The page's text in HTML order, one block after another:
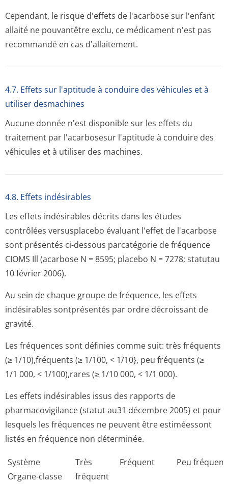
Cependant, le risque d'effets de l'acarbose sur l'enfant
allaité ne pouvantêtre exclu, ce médicament n'est pas
recommandé en cas d'allaitement.
4.7. Effets sur l'aptitude à conduire des véhicules et à
utiliser desmachines
Aucune donnée n'est disponible sur les effets du
traitement par l'acarbosesur l'aptitude à conduire des
véhicules et à utiliser des machines.
4.8. Effets indésirables
Les effets indésirables décrits dans les études
contrôlées versusplacebo évaluant l'effet de l'acarbose
sont présentés ci-dessous parcatégorie de fréquence
CIOMS Ill (acarbose N = 8595; placebo N = 7278; statutau
10 février 2006).
Au sein de chaque groupe de fréquence, les effets
indésirables sontprésentés par ordre décroissant de
gravité.
Les fréquences sont définies comme suit: très fréquents
(≥ 1/10),fréquents (≥ 1/100, < 1/10}, peu fréquents (≥
1/1 000, < 1/100),rares (≥ 1/10 000, < 1/1 000).
Les effets indésirables issus des rapports de
pharmacovigilance (statut au31 décembre 2005} et pour
lesquels les fréquences ne peuvent être estiméessont
listés en fréquence non déterminée.
Système
Organe-classe
Très
fréquent
Fréquent Peu fréquent